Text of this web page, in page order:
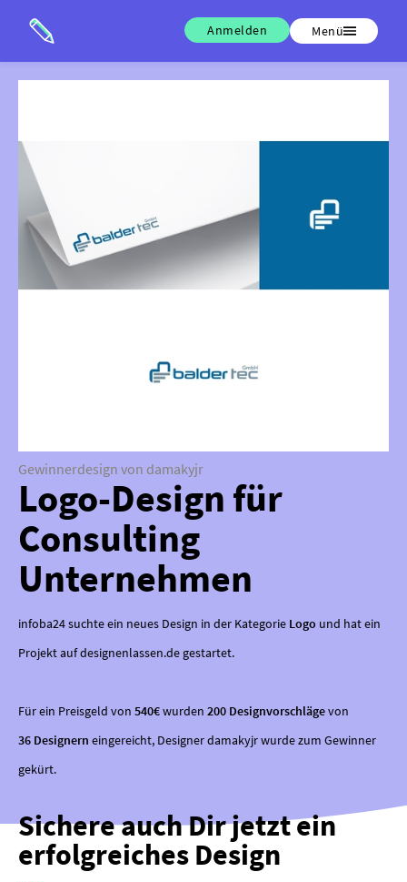
Anmelden Menü
Gewinnerdesign von damakyjr
Logo-Design für
Consulting
Unternehmen
infoba24 suchte ein neues Design in der Kategorie Logo und hat ein
Projekt auf designenlassen.de gestartet.
Für ein Preisgeld von 540€wurden 200 Designvorschlägevon
36 Designern eingereicht, Designer damakyjr wurde zum Gewinner
gekürt.
Sichere auch Dir jetzt ein
erfolgreiches Design